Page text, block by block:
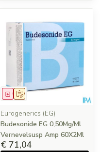
Op voorschrift
Geneesmiddel
Eurogenerics (EG)
Budesonide EG 0,50Mg/Ml
Vernevelsusp Amp 60X2Ml
€ 71,04